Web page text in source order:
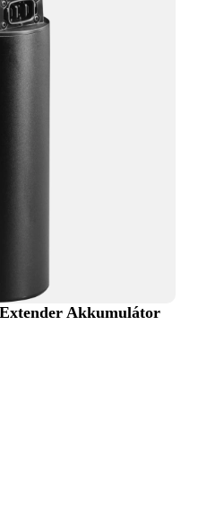
Akkumulátor